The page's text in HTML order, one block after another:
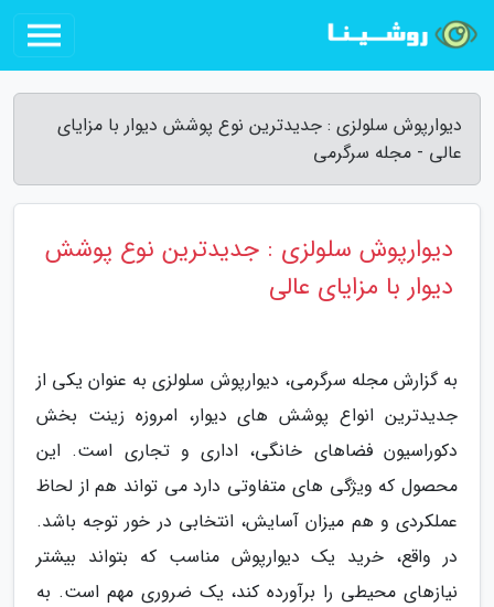
دیوارپوش سلولزی : جدیدترین نوع پوشش دیوار با مزایای
عالی - مجله سرگرمی
دیوارپوش سلولزی : جدیدترین نوع پوشش
دیوار با مزایای عالی
به گزارش مجله سرگرمی، دیوارپوش سلولزی به عنوان یکی از
جدیدترین انواع پوشش های دیوار، امروزه زینت بخش
دکوراسیون فضاهای خانگی، اداری و تجاری است. این
محصول که ویژگی های متفاوتی دارد می تواند هم از لحاظ
عملکردی و هم میزان آسایش، انتخابی در خور توجه باشد.
در واقع، خرید یک دیوارپوش مناسب که بتواند بیشتر
نیازهای محیطی را برآورده کند، یک ضروری مهم است. به